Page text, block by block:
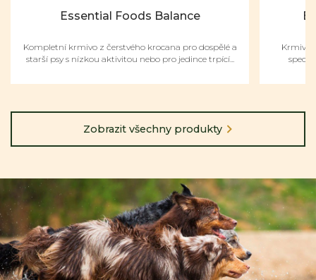
Essential Foods Balance
Kompletní krmivo z čerstvého krocana pro dospělé a
starší psy s nízkou aktivitou nebo pro jedince trpící...
Krmivo
Zobrazit všechny produkty